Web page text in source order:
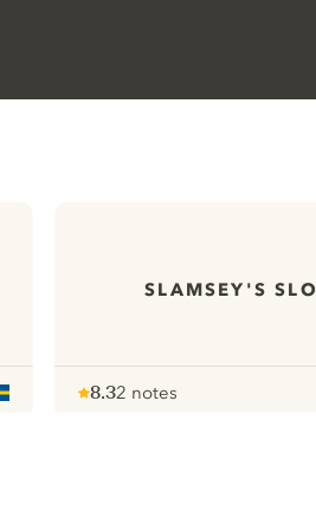
SLAMSEY'S
8.32 notes